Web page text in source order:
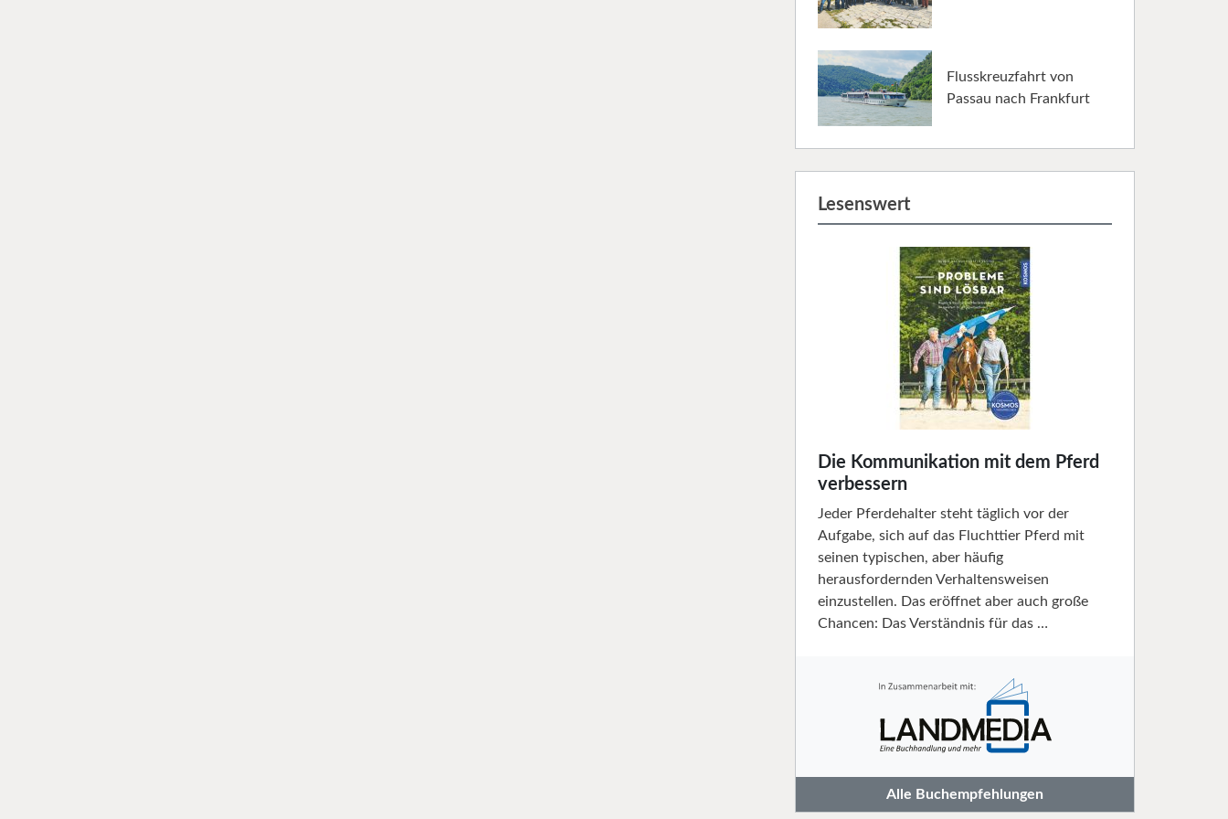
Flusskreuzfahrt von
Passau nach Frankfurt
Lesenswert
Die Kommunikation mit dem Pferd
verbessern
Jeder Pferdehalter steht täglich vor der
Aufgabe, sich auf das Fluchttier Pferd mit
seinen typischen, aber häufig
herausfordernden Verhaltensweisen
einzustellen. Das eröffnet aber auch große
Chancen: Das Verständnis für das …
Alle Buchempfehlungen